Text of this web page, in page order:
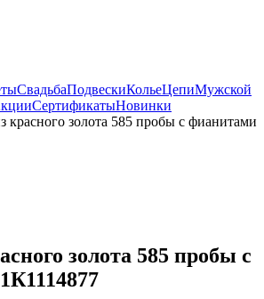
СвадьбаПодвескиКольеЦепиМужской
СертификатыНовинки
красного золота 585 пробы с фианитами
золота 585 пробы с